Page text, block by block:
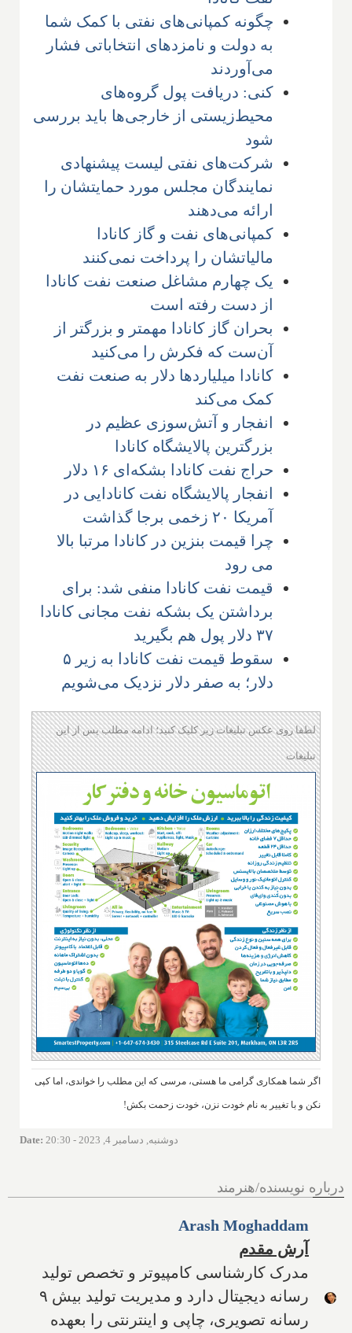
چگونه کمپانی‌های نفتی با کمک شما
به دولت و نامزدهای انتخاباتی فشار
می‌آوردند
کنی: دریافت پول گروه‌های
محیط‌زیستی از خارجی‌ها باید بررسی
شود
شرکت‌های نفتی لیست پیشنهادی
نمایندگان مجلس مورد حمایتشان را
ارائه می‌دهند
کمپانی‌های نفت و گاز کانادا
مالیاتشان را پرداخت نمی‌کنند
یک چهارم مشاغل صنعت نفت کانادا
از دست رفته است
بحران گاز کانادا مهمتر و بزرگتر از
آن‌ست که فکرش را می‌کنید
کانادا میلیاردها دلار به صنعت نفت
کمک می‌کند
انفجار و آتش‌سوزی عظیم در
بزرگترین پالایشگاه کانادا
حراج نفت کانادا بشکه‌ای ۱۶ دلار
انفجار پالایشگاه نفت کانادایی در
آمریکا ۲۰ زخمی برجا گذاشت
چرا قیمت بنزین در کانادا مرتبا بالا
می رود
قیمت نفت کانادا منفی شد: برای
برداشتن یک بشکه نفت مجانی کانادا
۳۷ دلار پول هم بگیرید
سقوط قیمت نفت کانادا به زیر ۵
دلار؛ به صفر دلار نزدیک می‌شویم
لطفا روی عکس تبلیغات زیر کلیک کنید؛ ادامه مطلب پس از این
تبلیغات
اگر شما همکاری گرامی ما هستی، مرسی که این مطلب را خواندی، اما کپی
نکن و با تغییر به نام خودت نزن، خودت زحمت بکش!
Date: دوشنبه, دسامبر 4, 2023 - 20:30
درباره نویسنده/هنرمند
Arash Moghaddam
آرش مقدم
مدرک کارشناسی کامپیوتر و تخصص تولید
رسانه دیجیتال دارد و مدیریت تولید بیش ۹
رسانه تصویری، چاپی و اینترنتی را بعهده